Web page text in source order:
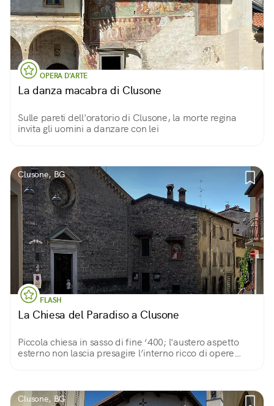
OPERA D'ARTE
La danza macabra di Clusone
Sulle pareti dell'oratorio di Clusone, la morte regina
invita gli uomini a danzare con lei
Clusone, BG
FLASH
La Chiesa del Paradiso a Clusone
Piccola chiesa in sasso di fine ‘400; l'austero aspetto
esterno non lascia presagire l’interno ricco di opere
Clusone, BG